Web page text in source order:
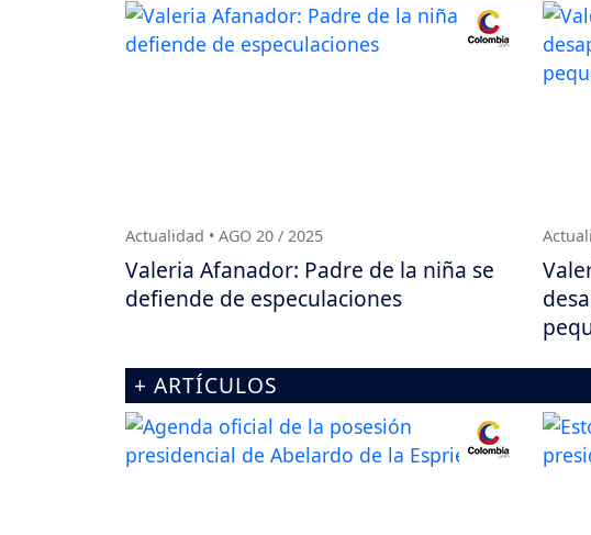
Actualidad • AGO 20 / 2025
Valeria Afanador: Padre de la niña se
defiende de especulaciones
+ ARTÍCULOS